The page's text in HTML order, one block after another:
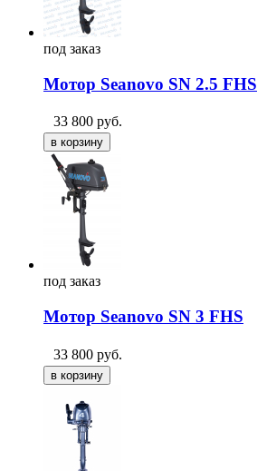
под заказ
Мотор Seanovo SN 2.5 FHS
33 800 руб.
под заказ
Мотор Seanovo SN 3 FHS
33 800 руб.